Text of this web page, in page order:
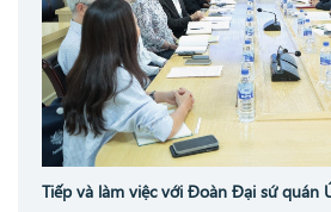
Tiếp và làm việc với Đoàn Đại sứ quán